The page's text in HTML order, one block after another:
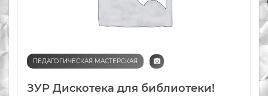
ПЕДАГОГИЧЕСКАЯ МАСТЕРСКАЯ
ЗУР Дискотека для библиотеки!